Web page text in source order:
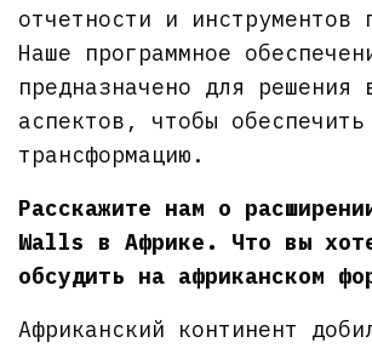
отчетности и инструментов
Наше программное
предназначено для решения
аспектов, чтобы обеспечить
трансформацию.
Расскажите нам о
Walls в Африке. Что вы
обсудить на африканском
Африканский континент